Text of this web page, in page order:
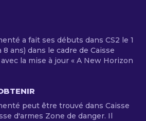
a fait ses débuts dans CS2 le 1
8 ans) dans le cadre de Caisse
la mise à jour « A New Horizon
peut être trouvé dans Caisse
d'armes Zone de danger. Il